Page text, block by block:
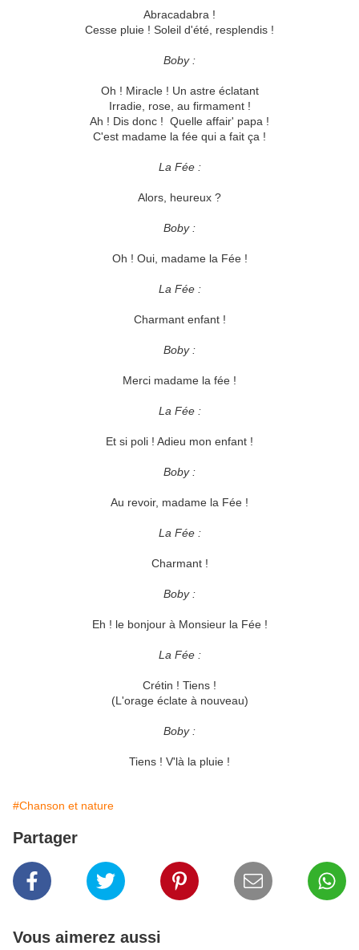
Abracadabra !
Cesse pluie ! Soleil d'été, resplendis !
Boby :
Oh ! Miracle ! Un astre éclatant
Irradie, rose, au firmament !
Ah ! Dis donc ! Quelle affair' papa !
C'est madame la fée qui a fait ça !
La Fée :
Alors, heureux ?
Boby :
Oh ! Oui, madame la Fée !
La Fée :
Charmant enfant !
Boby :
Merci madame la fée !
La Fée :
Et si poli ! Adieu mon enfant !
Boby :
Au revoir, madame la Fée !
La Fée :
Charmant !
Boby :
Eh ! le bonjour à Monsieur la Fée !
La Fée :
Crétin ! Tiens !
(L'orage éclate à nouveau)
Boby :
Tiens ! V'là la pluie !
#Chanson et nature
Partager
Vous aimerez aussi